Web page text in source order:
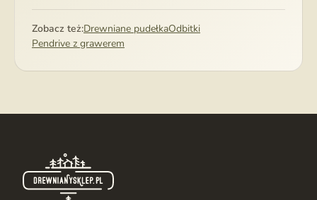
Zobacz też:Drewniane pudełkaOdbitki
Pendrive z grawerem